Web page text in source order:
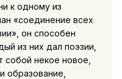
к одному из
«соединение всех
он способен
из них дал поэзии,
некое новое,
образование,